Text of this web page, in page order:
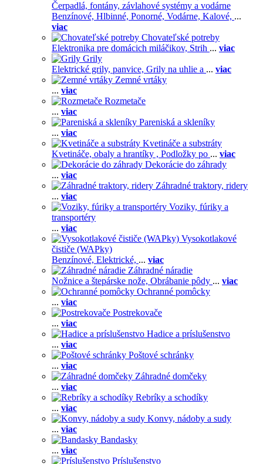
Čerpadlá, fontány, závlahové systémy a vodárne
Benzínové, Hlbinné, Ponorné, Vodárne, Kalové, ...
viac
Chovateľské potreby
Elektronika pre domácich miláčikov, Strih ... viac
Grily
Elektrické grily, panvice, Grily na uhlie a ... viac
Zemné vrtáky
... viac
Rozmetače
... viac
Pareniská a skleníky
... viac
Kvetináče a substráty
Kvetináče, obaly a hrantíky , Podložky po ... viac
Dekorácie do záhrady
... viac
Záhradné traktory, ridery
... viac
Voziky, fúriky a
transportéry
... viac
Vysokotlakové
čističe (WAPky)
Benzínové, Elektrické, ... viac
Záhradné náradie
Nožnice a štepárske nože, Obrábanie pôdy ... viac
Ochranné pomôcky
... viac
Postrekovače
... viac
Hadice a príslušenstvo
... viac
Poštové schránky
... viac
Záhradné domčeky
... viac
Rebríky a schodíky
... viac
Konvy, nádoby a sudy
... viac
Bandasky
... viac
Príslušenstvo